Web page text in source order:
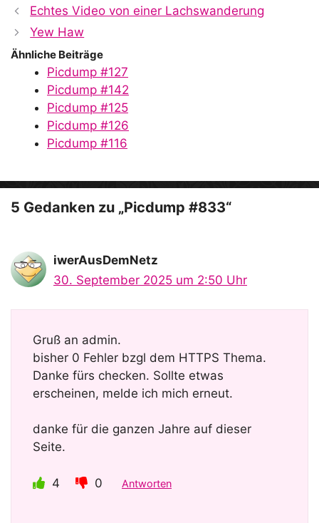
Echtes Video von einer Lachswanderung
Yew Haw
Ähnliche Beiträge
Picdump #127
Picdump #142
Picdump #125
Picdump #126
Picdump #116
5 Gedanken zu „Picdump #833“
iwerAusDemNetz
30. September 2025 um 2:50 Uhr
Gruß an admin.
bisher 0 Fehler bzgl dem HTTPS Thema.
Danke fürs checken. Sollte etwas
erscheinen, melde ich mich erneut.
danke für die ganzen Jahre auf dieser
Seite.
4 0 Antworten